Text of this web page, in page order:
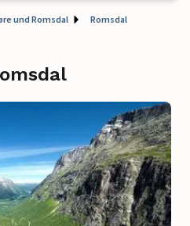
und Romsdal Romsdal